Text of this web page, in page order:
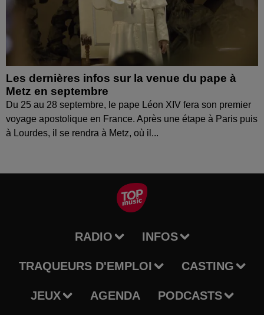
Les dernières infos sur la venue du pape à
Metz en septembre
Du 25 au 28 septembre, le pape Léon XIV fera son premier
voyage apostolique en France. Après une étape à Paris puis
à Lourdes, il se rendra à Metz, où il...
RADIO INFOS
TRAQUEURS D'EMPLOI CASTING
JEUX AGENDA PODCASTS